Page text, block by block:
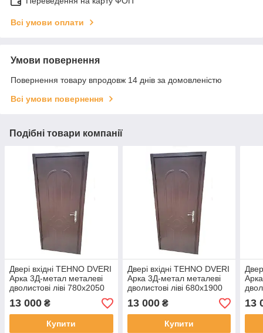
Всі умови оплати
Умови повернення
Повернення товару впродовж 14 днів за домовленістю
Всі умови повернення
Подібні товари компанії
Двері вхідні TEHNO DVERI
Арка 3Д-метал металеві
дволистові ліві 780х2050
мм Коричневий
13 000 ₴
Купити
Двері вхідні TEHNO DVERI
Арка 3Д-метал металеві
дволистові ліві 680х1900
мм Коричневий
13 000₴
Купити
мм
13